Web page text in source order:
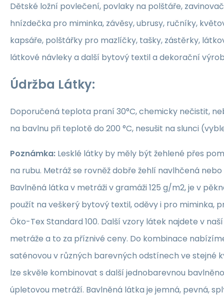
Dětské ložní povlečení, povlaky na polštáře,
hnízdečka pro miminka, závěsy, ubrusy, ručníky,
kapsáře, polštářky pro mazlíčky, tašky, zástěrky,
látkové návleky a další bytový textil a dekorační
Údržba Látky:
Doporučená teplota praní 30°C, chemicky nečistit,
na bavlnu při teplotě do 200 °C, nesušit na slunci
Poznámka: Lesklé látky by měly být žehlené přes
na rubu. Metráž se rovněž dobře žehlí navlhčená
Bavlněná látka v metráži v gramáži 125 g/m2, je v
použít na veškerý bytový textil, oděvy i pro miminka,
Öko-Tex Standard 100. Další vzory látek najdete v
metráže a to za příznivé ceny. Do kombinace
saténovou v různých barevných odstínech ve stejné
lze skvěle kombinovat s další jednobarevnou
úpletovou metráží. Bavlněná látka je jemná, pevná,